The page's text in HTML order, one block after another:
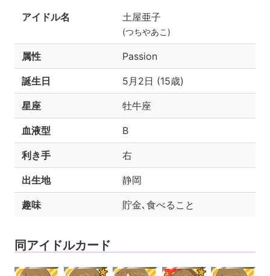
アイドル名 土屋亜子
(つちやあこ)
属性 Passion
誕生日 5月2日 (15歳)
星座 牡牛座
血液型 B
利き手 右
出生地 静岡
趣味 貯金､食べること
同アイドルカード